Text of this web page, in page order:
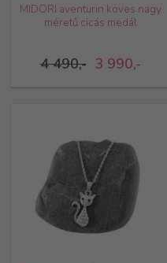
4 490,- 3 990,-
MIDORI aventurin köves nagy
méretű cicás medál